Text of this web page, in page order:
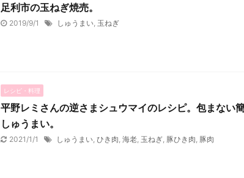
足利市の玉ねぎ焼売。
2019/9/1 しゅうまい 玉ねぎ
レシピ・料理
平野レミさんの逆さまシュウマイのレシピ。包まない
しゅうまい。
2021/1/1 しゅうまい, ひき肉, 海老, 玉ねぎ, 豚ひき肉, 豚肉